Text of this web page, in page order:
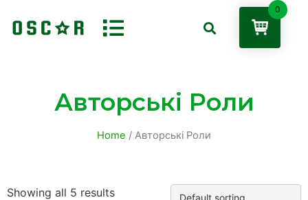
Авторські Роли
Home / Авторські Роли
Showing all 5 results
0